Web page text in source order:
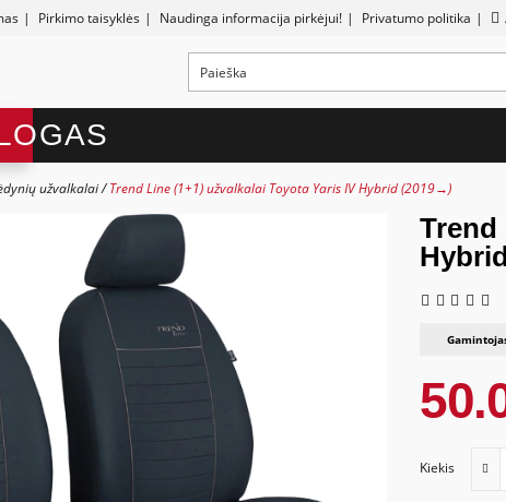
| Pirkimo taisyklės | Naudinga informacija pirkėjui! | Privatumo politika |
užvalkalai Trend Line (1+1) užvalkalai Toyota Yaris IV Hybrid (2019→)
Trend
Kiekis